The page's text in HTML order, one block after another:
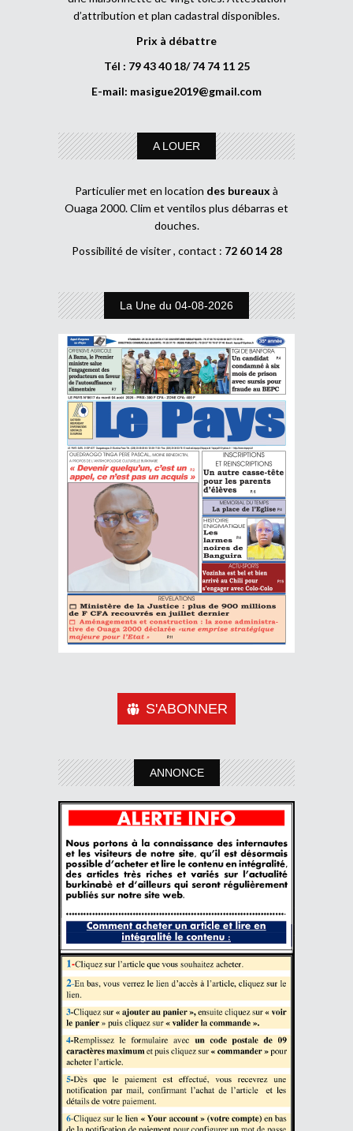
d’attribution et plan cadastral disponibles.
Prix à débattre
Tél : 79 43 40 18/ 74 74 11 25
E-mail: masigue2019@gmail.com
A LOUER
Particulier met en location des bureaux à
Ouaga 2000. Clim et ventilos plus débarras et
douches.
Possibilité de visiter , contact : 72 60 14 28
La Une du 04-08-2026
S'ABONNER
ANNONCE